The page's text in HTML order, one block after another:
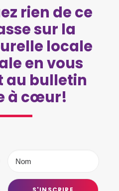
rien de ce
sur la
locale
en vous
au bulletin
à cœur!